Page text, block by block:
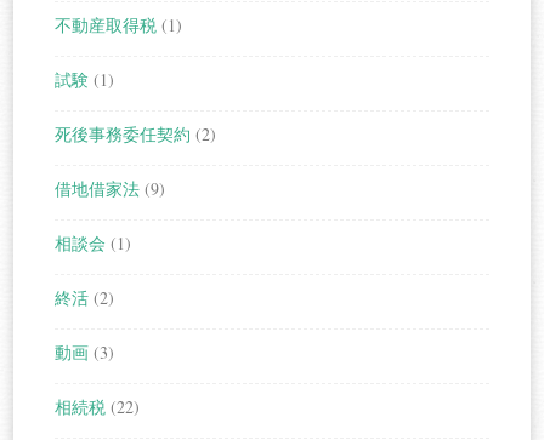
不動産取得税 (1)
試験 (1)
死後事務委任契約 (2)
借地借家法 (9)
相談会 (1)
終活 (2)
動画 (3)
相続税 (22)